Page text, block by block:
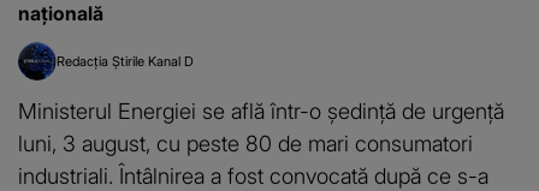
națională
Redacția Știrile Kanal D
Ministerul Energiei se află într-o ședință de urgență
luni, 3 august, cu peste 80 de mari consumatori
industriali. Întâlnirea a fost convocată după ce s-a